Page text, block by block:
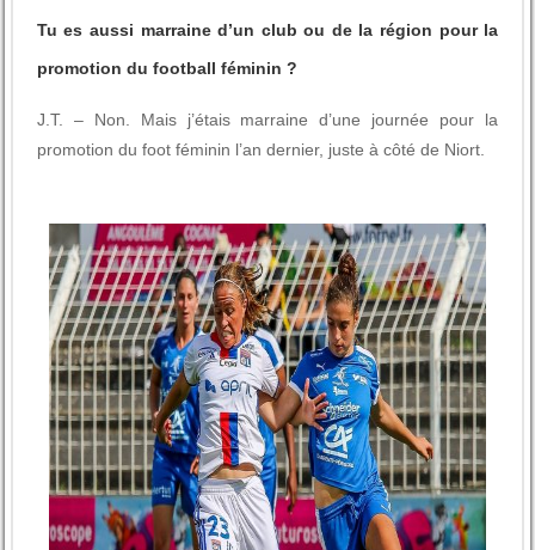
Tu es aussi marraine d’un club ou de la région pour la
promotion du football féminin ?
J.T. – Non. Mais j’étais marraine d’une journée pour la
promotion du foot féminin l’an dernier, juste à côté de Niort.